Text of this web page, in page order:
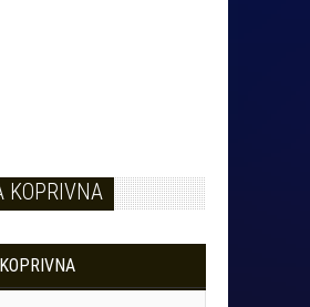
KOPRIVNA